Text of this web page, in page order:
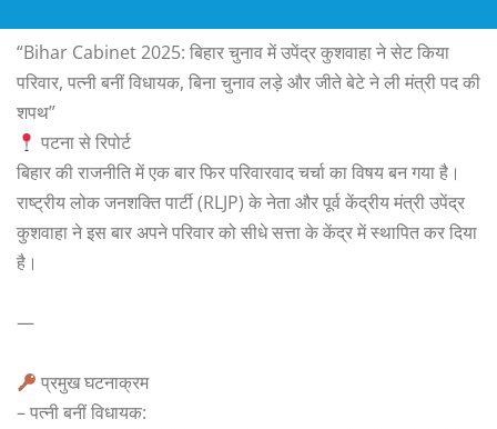
“Bihar Cabinet 2025: बिहार चुनाव में उपेंद्र कुशवाहा ने सेट किया
परिवार, पत्नी बनीं विधायक, बिना चुनाव लड़े और जीते बेटे ने ली मंत्री पद की
शपथ”
पटना से रिपोर्ट
बिहार की राजनीति में एक बार फिर परिवारवाद चर्चा का विषय बन गया है।
राष्ट्रीय लोक जनशक्ति पार्टी (RLJP) के नेता और पूर्व केंद्रीय मंत्री उपेंद्र
कुशवाहा ने इस बार अपने परिवार को सीधे सत्ता के केंद्र में स्थापित कर दिया
है।
—
प्रमुख घटनाक्रम
– पत्नी बनीं विधायक: